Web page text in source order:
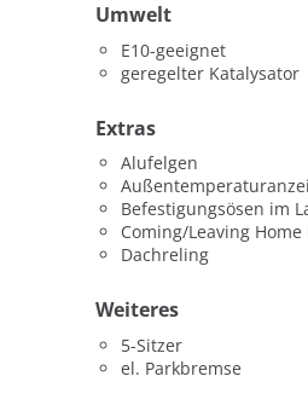
Umwelt
E10-geeignet
geregelter Katalysator
Extras
Alufelgen
Befestigungsösen im
Coming/Leaving Home
Dachreling
Weiteres
5-Sitzer
el. Parkbremse